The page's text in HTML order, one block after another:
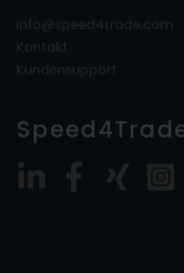
info@speed4trade.com
Kontakt
Kundensupport